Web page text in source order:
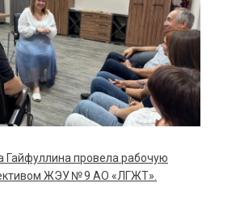
ЖЭУ № 9 АО «ЛГЖТ».